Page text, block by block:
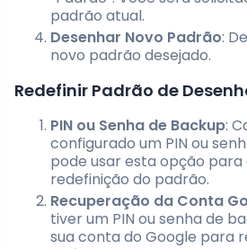
padrão atual.
Desenhar Novo Padrão:
novo padrão desejado.
Redefinir Padrão de
PIN ou Senha de Backup:
configurado um PIN ou
pode usar esta opção para
redefinição do padrão.
Recuperação da Conta
tiver um PIN ou senha de
sua conta do Google para